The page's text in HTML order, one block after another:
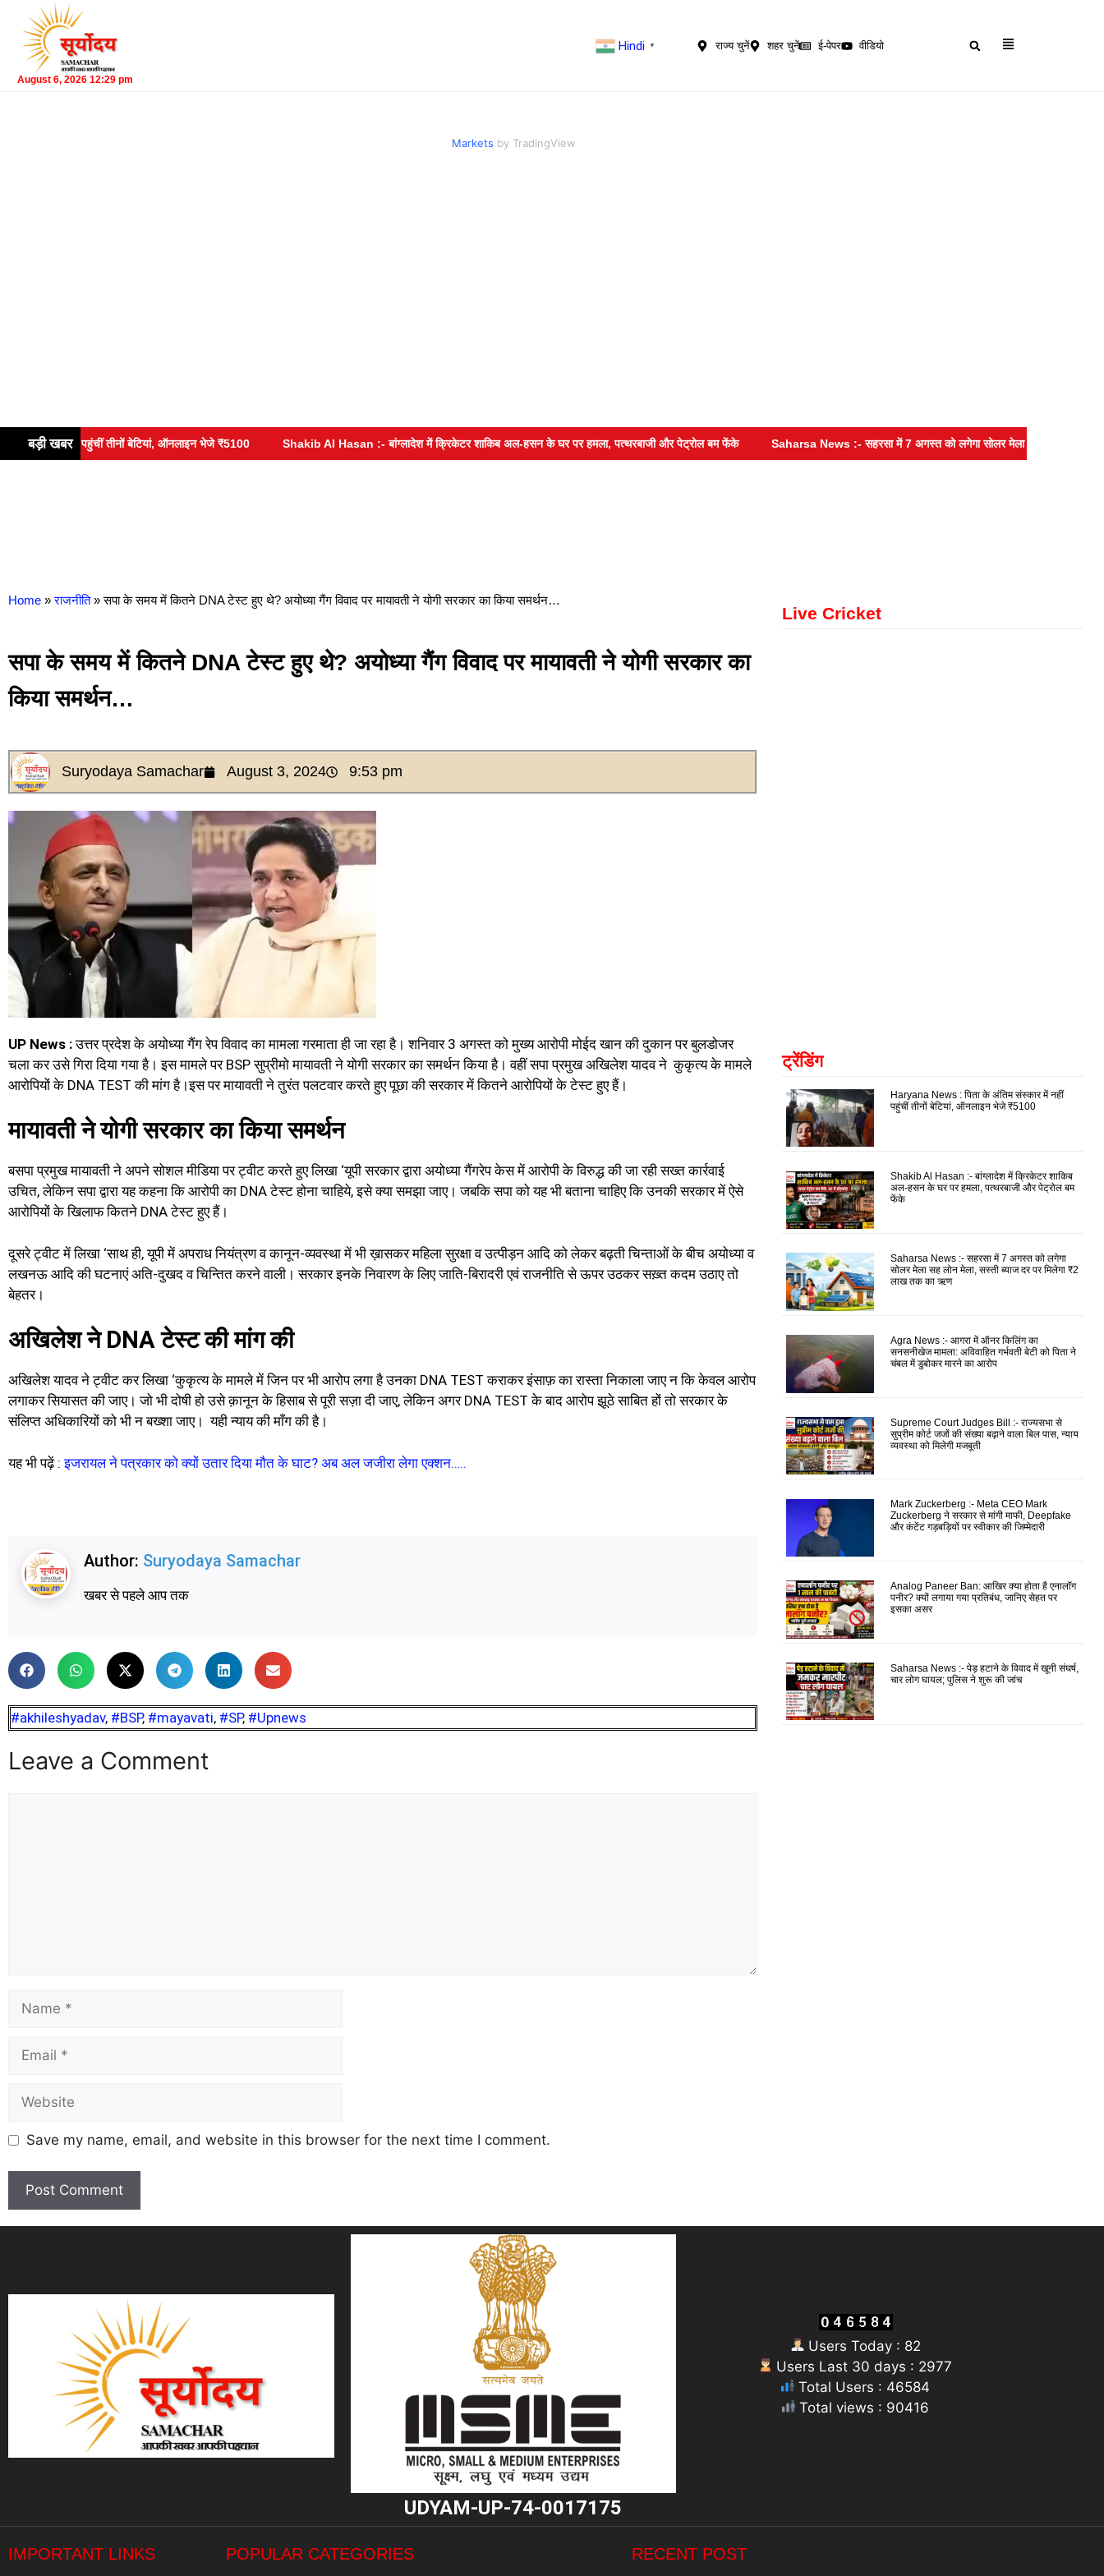
August 6, 2026 12:29 pm
Hindi ▼ राज्य चुनें शहर चुनें ई-पेपर वीडियो
Markets by TradingView
बड़ी खबर
में नहीं पहुंचीं तीनों बेटियां, ऑनलाइन भेजे ₹5100 Shakib Al Hasan :- बांग्लादेश में क्रिकेटर शाकिब अल-हसन के घर पर हमला, पत्थरबाजी और पेट्रोल बम फेंके Saharsa News :- सहरसा में 7 अगस्त को लगेगा सोलर मेला सह लोन मेला, सस्ती
Home » राजनीति »सपा के समय में कितने DNA टेस्ट हुए थे? अयोध्या गैंग विवाद पर मायावती ने योगी सरकार का किया समर्थन…
सपा के समय में कितने DNA टेस्ट हुए थे? अयोध्या गैंग विवाद पर मायावती ने योगी सरकार का
किया समर्थन…
Suryodaya Samachar August 3, 2024 9:53 pm
UP News :उत्तर प्रदेश के अयोध्या गैंग रेप विवाद का मामला गरमाता ही जा रहा है। शनिवार 3 अगस्त को मुख्य आरोपी मोईद खान की दुकान पर बुलडोजर
चला कर उसे गिरा दिया गया है। इस मामले पर BSP सुप्रीमो मायावती ने योगी सरकार का समर्थन किया है। वहीं सपा प्रमुख अखिलेश यादव ने कुकृत्य के मामले
आरोपियों के DNA TEST की मांग है।इस पर मायावती ने तुरंत पलटवार करते हुए पूछा की सरकार में कितने आरोपियों के टेस्ट हुए हैं।
मायावती ने योगी सरकार का किया समर्थन
बसपा प्रमुख मायावती ने अपने सोशल मीडिया पर ट्वीट करते हुए लिखा ‘यूपी सरकार द्वारा अयोध्या गैंगरेप केस में आरोपी के विरुद्ध की जा रही सख्त कार्रवाई
उचित, लेकिन सपा द्वारा यह कहना कि आरोपी का DNA टेस्ट होना चाहिये, इसे क्या समझा जाए। जबकि सपा को यह भी बताना चाहिए कि उनकी सरकार में ऐसे
आरोपियों के खिलाफ कितने DNA टेस्ट हुए हैं।
दूसरे ट्वीट में लिखा ‘साथ ही, यूपी में अपराध नियंत्रण व कानून-व्यवस्था में भी ख़ासकर महिला सुरक्षा व उत्पीड़न आदि को लेकर बढ़ती चिन्ताओं के बीच अयोध्या व
लखनऊ आदि की घटनाएं अति-दुखद व चिन्तित करने वाली। सरकार इनके निवारण के लिए जाति-बिरादरी एवं राजनीति से ऊपर उठकर सख़्त कदम उठाए तो
बेहतर।
अखिलेश ने DNA टेस्ट की मांग की
अखिलेश यादव ने ट्वीट कर लिखा ‘कुकृत्य के मामले में जिन पर भी आरोप लगा है उनका DNA TEST कराकर इंसाफ़ का रास्ता निकाला जाए न कि केवल आरोप
लगाकर सियासत की जाए। जो भी दोषी हो उसे क़ानून के हिसाब से पूरी सज़ा दी जाए, लेकिन अगर DNA TEST के बाद आरोप झूठे साबित हों तो सरकार के
संलिप्त अधिकारियों को भी न बख्शा जाए। यही न्याय की माँग की है।
यह भी पढ़ें :इजरायल ने पत्रकार को क्यों उतार दिया मौत के घाट? अब अल जजीरा लेगा एक्शन…..
Author: Suryodaya Samachar
खबर से पहले आप तक
#akhileshyadav, #BSP, #mayavati, #SP, #Upnews
Leave a Comment
Save my name, email, and website in this browser for the next time I comment.
Live Cricket
ट्रेंडिंग
Haryana News : पिता के अंतिम संस्कार में नहीं
पहुंचीं तीनों बेटियां, ऑनलाइन भेजे ₹5100
Shakib Al Hasan :- बांग्लादेश में क्रिकेटर शाकिब
अल-हसन के घर पर हमला, पत्थरबाजी और पेट्रोल बम
फेंके
Saharsa News :- सहरसा में 7 अगस्त को लगेगा
सोलर मेला सह लोन मेला, सस्ती ब्याज दर पर मिलेगा ₹2
लाख तक का ऋण
Agra News :- आगरा में ऑनर किलिंग का
सनसनीखेज मामला: अविवाहित गर्भवती बेटी को पिता ने
चंबल में डुबोकर मारने का आरोप
Supreme Court Judges Bill :- राज्यसभा से
सुप्रीम कोर्ट जजों की संख्या बढ़ाने वाला बिल पास, न्याय
व्यवस्था को मिलेगी मजबूती
Mark Zuckerberg :- Meta CEO Mark
Zuckerberg ने सरकार से मांगी माफी, Deepfake
और कंटेंट गड़बड़ियों पर स्वीकार की जिम्मेदारी
Analog Paneer Ban: आखिर क्या होता है एनालॉग
पनीर? क्यों लगाया गया प्रतिबंध, जानिए सेहत पर
इसका असर
Saharsa News :- पेड़ हटाने के विवाद में खूनी संघर्ष,
चार लोग घायल; पुलिस ने शुरू की जांच
UDYAM-UP-74-0017175
Users Today : 82
Users Last 30 days : 2977
Total Users : 46584
Total views : 90416
IMPORTANT LINKS POPULAR CATEGORIES RECENT POST